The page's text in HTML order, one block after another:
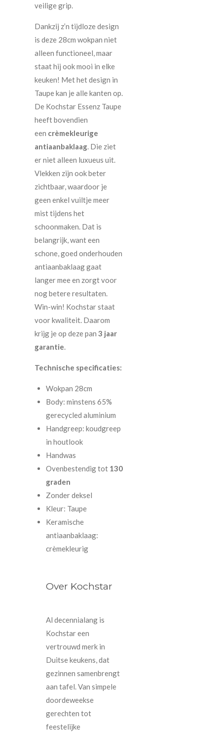
veilige grip.
Dankzij z’n tijdloze design
is deze 28cm wokpan niet
alleen functioneel, maar
staat hij ook mooi in elke
keuken! Met het design in
Taupe kan je alle kanten op.
De Kochstar Essenz Taupe
heeft bovendien
een crèmekleurige
antiaanbaklaag. Die ziet
er niet alleen luxueus uit.
Vlekken zijn ook beter
zichtbaar, waardoor je
geen enkel vuiltje meer
mist tijdens het
schoonmaken. Dat is
belangrijk, want een
schone, goed onderhouden
antiaanbaklaag gaat
langer mee en zorgt voor
nog betere resultaten.
Win-win! Kochstar staat
voor kwaliteit. Daarom
krijg je op deze pan 3 jaar
garantie.
Technische specificaties:
Wokpan 28cm
Body: minstens 65%
gerecycled aluminium
Handgreep: koudgreep
in houtlook
Handwas
Ovenbestendig tot 130
graden
Zonder deksel
Kleur: Taupe
Keramische
antiaanbaklaag:
crèmekleurig
Over Kochstar
Al decennialang is
Kochstar een
vertrouwd merk in
Duitse keukens, dat
gezinnen samenbrengt
aan tafel. Van simpele
doordeweekse
gerechten tot
feestelijke